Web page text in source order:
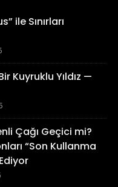
ile Sınırları
Kuyruklu Yıldız —
Çağı Geçici mi?
“Son Kullanma